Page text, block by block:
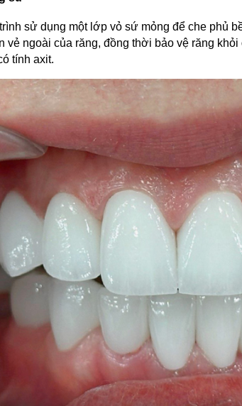
sử dụng một lớp vỏ sứ mỏng để che phủ
vẻ ngoài của răng, đồng thời bảo vệ răng
tính axit.